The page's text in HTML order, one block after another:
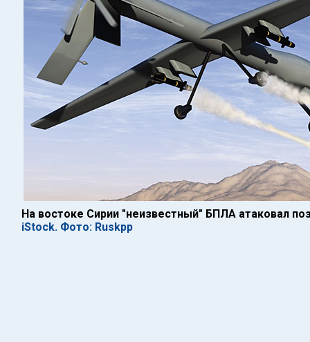
На востоке Сирии "неизвестный" БПЛА атаковал
iStock. Фото: Ruskpp